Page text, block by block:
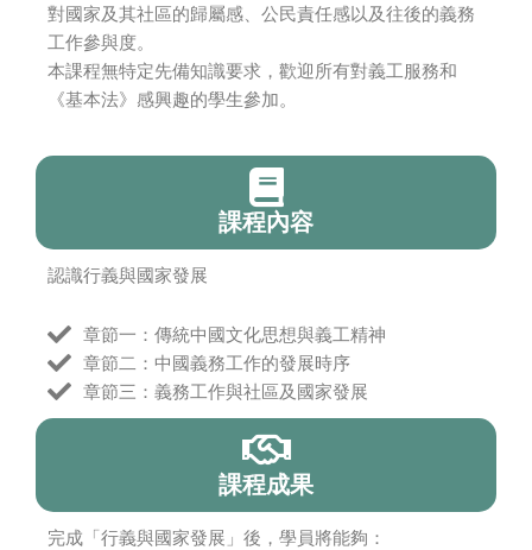
對國家及其社區的歸屬感、公民責任感以及往後的義務
工作參與度。
本課程無特定先備知識要求，歡迎所有對義工服務和
《基本法》感興趣的學生參加。
課程內容
認識行義與國家發展
章節一：傳統中國文化思想與義工精神
章節二：中國義務工作的發展時序
章節三：義務工作與社區及國家發展
課程成果
完成「行義與國家發展」後，學員將能夠：